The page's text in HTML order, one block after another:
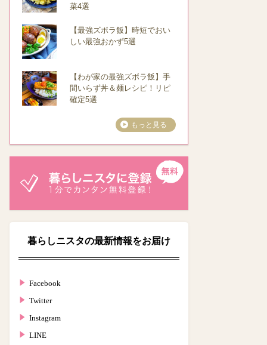
菜4選
【最強ズボラ飯】時短でおい
しい最強おかず5選
【わが家の最強ズボラ飯】手
間いらず丼＆麺レシピ！リピ
確定5選
もっと見る
暮らしニスタの最新情報をお届け
Facebook
Twitter
Instagram
LINE